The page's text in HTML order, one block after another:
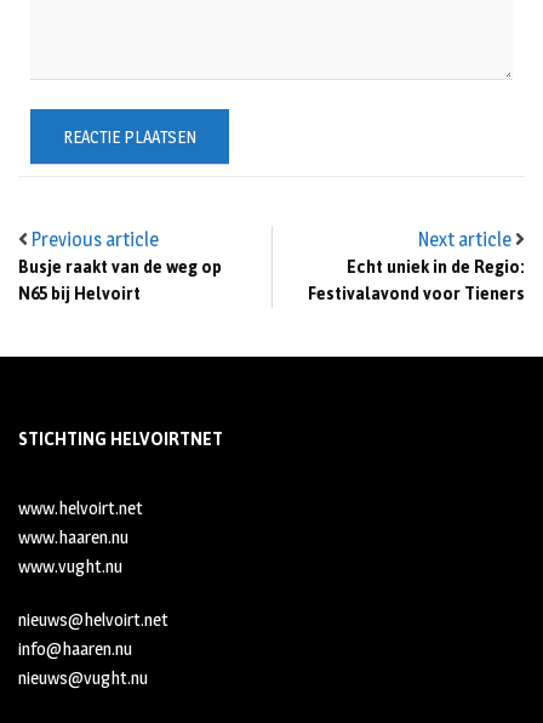
Previous article
Busje raakt van de weg op
N65 bij Helvoirt
Next article
Echt uniek in de Regio:
Festivalavond voor Tieners
STICHTING HELVOIRTNET
www.helvoirt.net
www.haaren.nu
www.vught.nu
nieuws@helvoirt.net
info@haaren.nu
nieuws@vught.nu